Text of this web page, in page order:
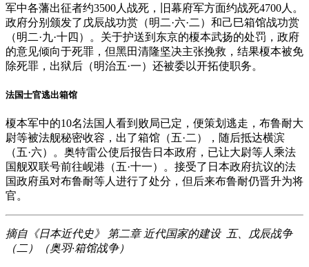
军中各藩出征者约3500人战死，旧幕府军方面约战死4700人。
政府分别颁发了戊辰战功赏（明二·六·二）和己巳箱馆战功赏
（明二·九·十四）。关于护送到东京的榎本武扬的处罚，政府
的意见倾向于死罪，但黑田清隆坚决主张挽救，结果榎本被免
除死罪，出狱后（明治五·一）还被委以开拓使职务。
法国士官逃出箱馆
榎本军中的10名法国人看到败局已定，便策划逃走，布鲁耐大
尉等被法舰秘密收容，出了箱馆（五·二），随后抵达横滨
（五·六）。奥特雷公使后报告日本政府，已让大尉等人乘法
国舰双联号前往岘港（五·十一）。接受了日本政府抗议的法
国政府虽对布鲁耐等人进行了处分，但后来布鲁耐仍晋升为将
官。
摘自《日本近代史》 第二章 近代国家的建设 五、戊辰战争
（二）（奥羽·箱馆战争）